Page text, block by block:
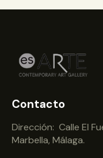
Contacto
Dirección: Calle El
Marbella, Málaga.